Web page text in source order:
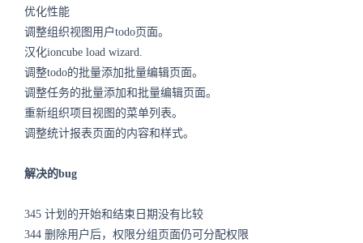
优化性能
调整组织视图用户todo页面。
汉化ioncube load wizard.
调整todo的批量添加批量编辑页面。
调整任务的批量添加和批量编辑页面。
重新组织项目视图的菜单列表。
调整统计报表页面的内容和样式。
解决的bug
345 计划的开始和结束日期没有比较
344 删除用户后，权限分组页面仍可分配权限